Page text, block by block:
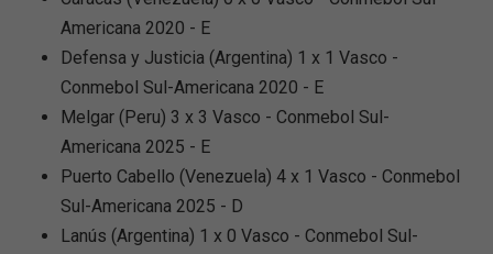
Americana 2020 - E
Defensa y Justicia (Argentina) 1 x 1 Vasco -
Conmebol Sul-Americana 2020 - E
Melgar (Peru) 3 x 3 Vasco - Conmebol Sul-
Americana 2025 - E
Puerto Cabello (Venezuela) 4 x 1 Vasco - Conmebol
Sul-Americana 2025 - D
Lanús (Argentina) 1 x 0 Vasco - Conmebol Sul-